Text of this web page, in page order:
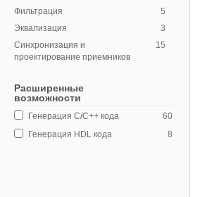
5
Фильтрация
3
Эквализация
15
Синхронизация и
проектирование приемников
Расширенные
возможности
60
Генерация C/C++ кода
8
Генерация HDL кода